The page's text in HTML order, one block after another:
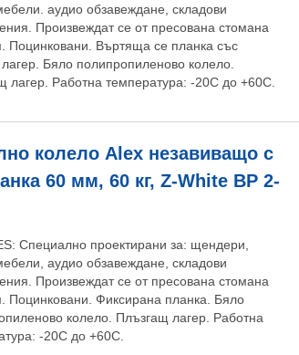
аудио обзавеждане, складови
Произвеждат се от пресована стомана
Поцинковани. Въртяща се планка със
Бяло полипропиленово колело.
лагер. Работна температура: -20С до +60C.
колело Alex незавиващо с
60 мм, 60 кг, Z-White BP 2-
Специално проектирани за: щендери,
аудио обзавеждане, складови
Произвеждат се от пресована стомана
Поцинковани. Фиксирана планка. Бяло
колело. Плъзгащ лагер. Работна
-20С до +60C.